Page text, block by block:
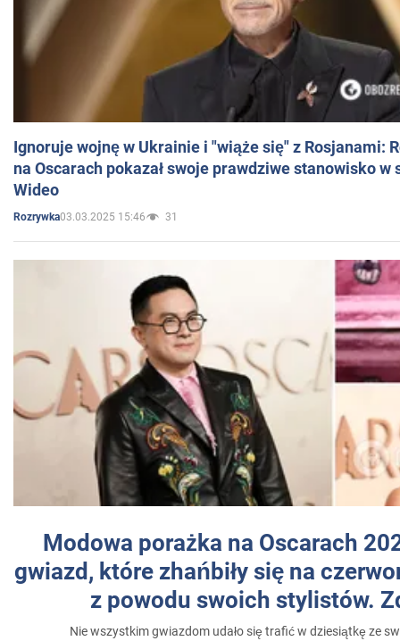
Ignoruje wojnę w Ukrainie i "wiąże się" z Rosjanami:
na Oscarach pokazał swoje prawdziwe stanowisko w
Wideo
Rozrywka03.03.2025 15:46 31
Modowa porażka na Oscarach
gwiazd, które zhańbiły się na
z powodu swoich stylistów.
Nie wszystkim gwiazdom udało się trafić w dziesiątkę ze